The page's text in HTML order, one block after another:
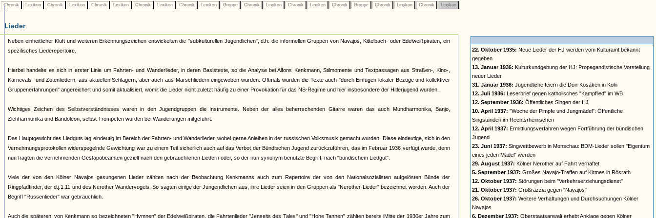
Chronik Lexikon Chronik Lexikon Chronik Lexikon Chronik Lexikon Chronik Lexikon Gruppe Chronik Lexikon Chronik Lexikon Chronik Gruppe Chronik Lexikon Chronik Lexikon
Lieder
Neben einheitlicher Kluft und weiteren Erkennungszeichen entwickelten die "subkulturellen Jugendlichen", d.h. die informellen Gruppen von Navajos, Kittelbach- oder Edelweißpiraten, ein
spezifisches Liederepertoire.
Hierbei handelte es sich in erster Linie um Fahrten- und Wanderlieder, in deren Basistexte, so die Analyse bei Alfons Kenkmann, Stilmomente und Textpassagen aus Straßen-, Kino-,
Karnevals- und Zotenliedern, aus aktuellen Schlagern, aber auch aus Marschliedern eingewoben wurden. Oftmals wurden die Texte auch "durch Einfügen lokaler Bezüge und kollektiver
Gruppenerfahrungen" angereichert und somit aktualisiert, womit die Lieder nicht zuletzt häufig zu einer Provokation für das NS-Regime und hier insbesondere der Hitlerjugend wurden.
Wichtiges Zeichen des Selbstverständnisses waren in den Jugendgruppen die Instrumente. Neben der alles beherrschenden Gitarre waren das auch Mundharmonika, Banjo,
Ziehharmonika und Bandoleon; selbst Trompeten wurden bei Wanderungen mitgeführt.
Das Hauptgewicht des Liedguts lag eindeutig im Bereich der Fahrten- und Wanderlieder, wobei gerne Anleihen in der russischen Volksmusik gemacht wurden. Diese eindeutige, sich in den
Vernehmungsprotokollen widerspegelnde Gewichtung war zu einem Teil sicherlich auch auf das Verbot der Bündischen Jugend zurückzuführen, das im Februar 1936 verfügt wurde, denn
nun fragten die vernehmenden Gestapobeamten gezielt nach den gebräuchlichen Liedern oder, so der nun synonym benutzte Begriff, nach "bündischem Liedgut".
Viele der von den Kölner Navajos gesungenen Lieder zählten nach der Beobachtung Kenkmanns auch zum Repertoire der von den Nationalsozialisten aufgelösten Bünde der
Ringpfadfinder, der d.j.1.11 und des Nerother Wandervogels. So sagten einige der Jungendlichen aus, ihre Lieder seien in den Gruppen als "Nerother-Lieder" bezeichnet worden. Auch der
Begriff "Russenlieder" war gebräuchlich.
Auch die späteren, von Kenkmann so bezeichneten "Hymnen" der Edelweißpiraten, die Fahrtenlieder "Jenseits des Tales" und "Hohe Tannen" zählten bereits iMitte der 1930er Jahre zum
22. Oktober 1935: Neue Lieder der HJ werden vom Kulturamt bekannt
gegeben
13. Januar 1936: Kulturkundgebung der HJ: Propagandistische Vorstellung
neuer Lieder
31. Januar 1936: Jugendliche feiern die Don-Kosaken in Köln
12. Juli 1936: Leserbrief gegen katholisches "Kampflied" im WB
12. September 1936: Öffentliches Singen der HJ
10. April 1937: "Woche der Pimpfe und Jungmädel": Öffentliche
Singstunden im Rechtsrheinischen
12. April 1937: Ermittlungsverfahren wegen Fortführung der bündischen
Jugend
23. Juni 1937: Singwettbewerb in Monschau: BDM-Lieder sollen "Eigentum
eines jeden Mädel" werden
29. August 1937: Kölner Nerother auf Fahrt verhaftet
5. September 1937: Großes Navajo-Treffen auf Kirmes in Rösrath
12. Oktober 1937: Störungen beim "Verkehrserziehungsdienst"
21. Oktober 1937: Großrazzia gegen "Navajos"
26. Oktober 1937: Weitere Verhaftungen und Durchsuchungen Kölner
Navajos
6. Dezember 1937: Oberstaatsanwalt erhebt Anklage gegen Kölner